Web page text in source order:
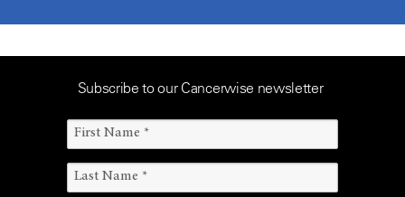
Subscribe to our Cancerwise newsletter